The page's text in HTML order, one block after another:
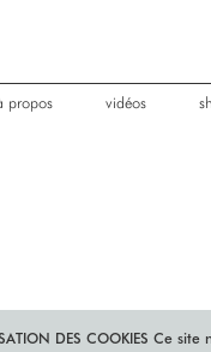
propos vidéos
DES COOKIESCe site